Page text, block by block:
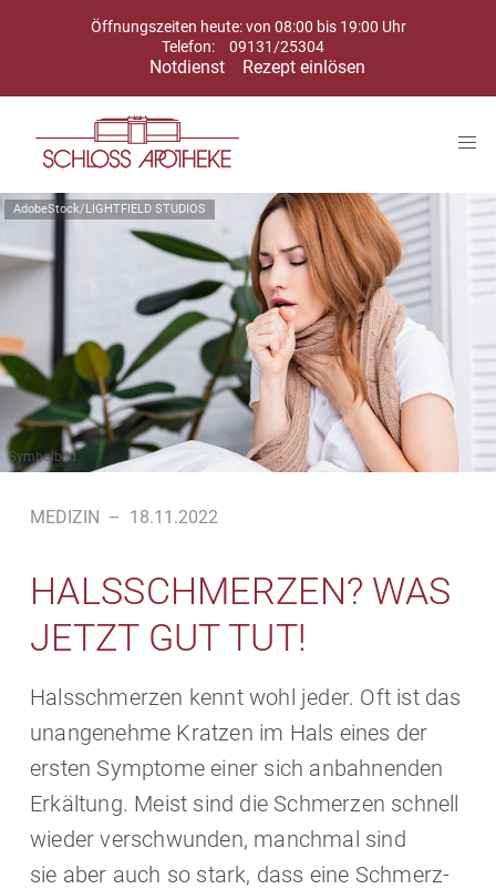
Öffnungszeiten heute: von 08:00 bis 19:00 Uhr
Telefon:
09131/25304
Notdienst Rezept einlösen
AdobeStock/LIGHTFIELD STUDIOS
Symbolbild
MEDIZIN – 18.11.2022
HALSSCHMERZEN? WAS
JETZT GUT TUT!
Halsschmerzen kennt wohl jeder. Oft ist das
unangenehme Kratzen im Hals eines der
ersten Symptome einer sich anbahnenden
Erkältung. Meist sind die Schmerzen schnell
wieder verschwunden, manchmal sind
sie aber auch so stark, dass eine Schmerz-